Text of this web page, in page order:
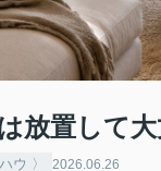
放置して
ウ 〉 2026.06.26